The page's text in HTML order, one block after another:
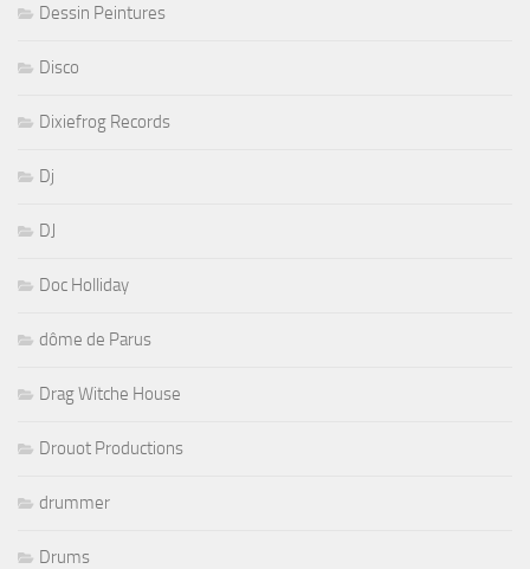
Dessin Peintures
Disco
Dixiefrog Records
Dj
DJ
Doc Holliday
dôme de Parus
Drag Witche House
Drouot Productions
drummer
Drums